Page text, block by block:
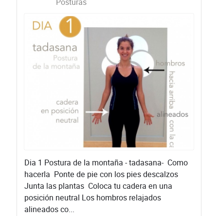
Posturas
Dia 1 Postura de la montaña - tadasana- Como
hacerla Ponte de pie con los pies descalzos
Junta las plantas Coloca tu cadera en una
posición neutral Los hombros relajados
alineados co...